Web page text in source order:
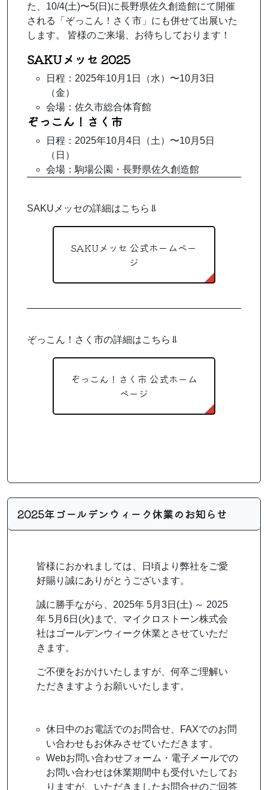
た、10/4(土)〜5(日)に長野県佐久創造館にて開催
される「ぞっこん！さく市」にも併せて出展いた
します。 皆様のご来場、お待ちしております！
SAKUメッセ 2025
日程：2025年10月1日（水）〜10月3日
（金）
会場：佐久市総合体育館
ぞっこん！さく市
日程：2025年10月4日（土）〜10月5日
（日）
会場：駒場公園・長野県佐久創造館
SAKUメッセの詳細はこちら⥥
SAKUメッセ 公式ホームペー
ジ
ぞっこん！さく市の詳細はこちら⥥
ぞっこん！さく市 公式ホーム
ページ
2025年ゴールデンウィーク休業のお知らせ
皆様におかれましては、日頃より弊社をご愛
好賜り誠にありがとうございます。
誠に勝手ながら、2025年 5月3日(土) ～ 2025
年 5月6日(火)まで、マイクロストーン株式会
社はゴールデンウィーク休業とさせていただ
きます。
ご不便をおかけいたしますが、何卒ご理解い
ただきますようお願いいたします。
休日中のお電話でのお問合せ、FAXでのお問
い合わせもお休みさせていただきます。
Webお問い合わせフォーム・電子メールでの
お問い合わせは休業期間中も受付いたしてお
りますが、いただきましたお問合せのご回答